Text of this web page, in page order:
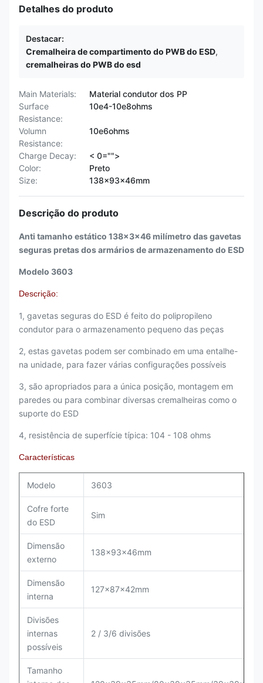
Detalhes do produto
Destacar:
Cremalheira de compartimento do PWB do ESD,
cremalheiras do PWB do esd
Main Materials:
Material condutor dos PP
Surface
Resistance:
10e4-10e8ohms
Volumn
Resistance:
10e6ohms
Charge Decay:
< 0="">
Color:
Preto
Size:
138x93x46mm
Descrição do produto
Anti tamanho estático 138x3x46 milímetro das gavetas
seguras pretas dos armários de armazenamento do ESD
Modelo 3603
Descrição:
1, gavetas seguras do ESD é feito do polipropileno
condutor para o armazenamento pequeno das peças
2, estas gavetas podem ser combinado em uma entalhe-
na unidade, para fazer várias configurações possíveis
3, são apropriados para a única posição, montagem em
paredes ou para combinar diversas cremalheiras como o
suporte do ESD
4, resistência de superfície típica: 104 - 108 ohms
Características
Modelo 3603
Cofre forte
do ESD
Sim
Dimensão
externo
138x93x46mm
Dimensão
interna
127x87x42mm
Divisões
internas
possíveis
2 / 3/6 divisões
Tamanho